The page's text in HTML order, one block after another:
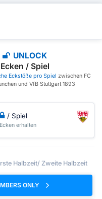
UNLOCK
Ecken / Spiel
Eckstöße pro Spiel zwischen FC
und VfB Stuttgart 1893
/ Spiel
Ecken erhalten
Halbzeit/ Zweite Halbzeit
ONLY